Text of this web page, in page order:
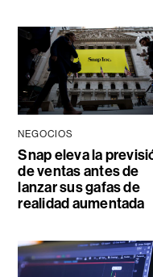
NEGOCIOS
Snap eleva la
de ventas antes de
lanzar sus gafas de
realidad aumentada